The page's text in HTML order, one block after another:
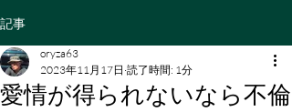
記事
愛情が得られないなら不倫
oryza63
2023年11月17日 読了時間: 1分